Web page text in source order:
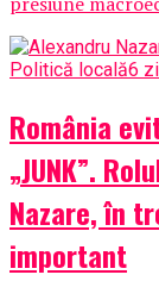
Politică locală6
România
„JUNK”.
Nazare, în
important